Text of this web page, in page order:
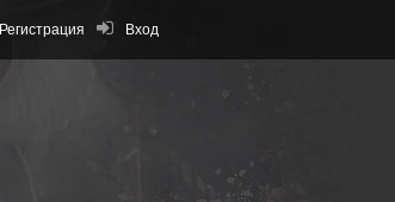
Вход
Регистрация